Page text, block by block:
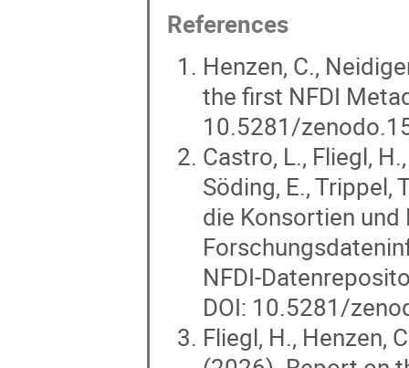
References
Henzen, C.,
the first NFDI
10.5281/
Castro, L., Fliegl,
Söding, E., Trippel,
die Konsortien
NFDI-
DOI: 10.5281/
Fliegl, H., Henzen,